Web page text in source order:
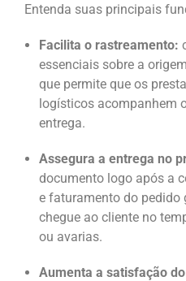
Entenda suas principais
Facilita o rastreamento:
essenciais sobre a
que permite que os
logísticos acompanhem
entrega.
Assegura a entrega no
documento logo após a
e faturamento do pedido
chegue ao cliente no
ou avarias.
Aumenta a satisfação